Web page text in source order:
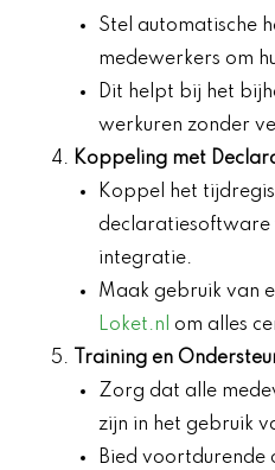
Stel automatische
medewerkers om
Dit helpt bij het
werkuren zonder
Koppeling met
Koppel het
declaratiesoftware
integratie.
Maak gebruik van
Loket.nl
om alles
Training en
Zorg dat alle
zijn in het gebruik
Bied voortdurende